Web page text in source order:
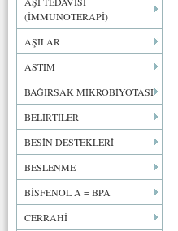
(İMMUNOTERAPİ)
AŞILAR
ASTIM
BAĞIRSAK MİKROBİYOTASI
BELİRTİLER
BESİN DESTEKLERİ
BESLENME
BİSFENOL A = BPA
CERRAHİ